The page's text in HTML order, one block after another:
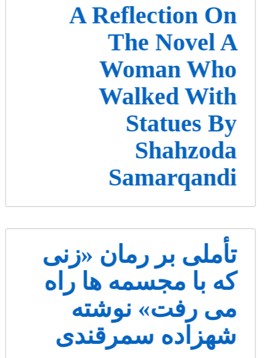
A Reflection On
The Novel A
Woman Who
Walked With
Statues By
Shahzoda
Samarqandi
تأملی بر رمان «زنی
که با مجسمه ها راه
می رفت» نوشته
شهزاده سمرقندی